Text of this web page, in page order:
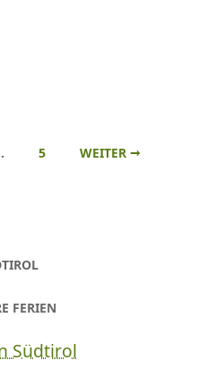
5 WEITER →
FERIEN
Südtirol